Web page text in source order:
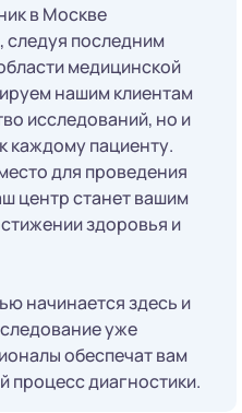
в Москве
следуя последним
медицинской
нашим клиентам
исследований, но и
каждому пациенту.
для проведения
центр станет вашим
здоровья и
начинается здесь и
уже
обеспечат вам
процесс диагностики.